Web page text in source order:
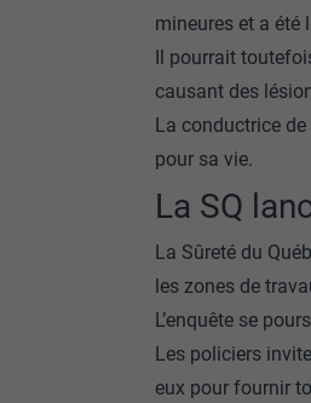
mineures et a été
Il pourrait
causant des
La conductrice de
pour sa vie.
La SQ
La Sûreté du
les zones de
L’enquête se
Les policiers
eux pour fournir